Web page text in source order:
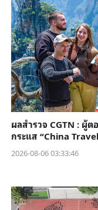
ผลสำรวจ CGTN : ผู้
กระแส “China
2026-08-06 03:33:46